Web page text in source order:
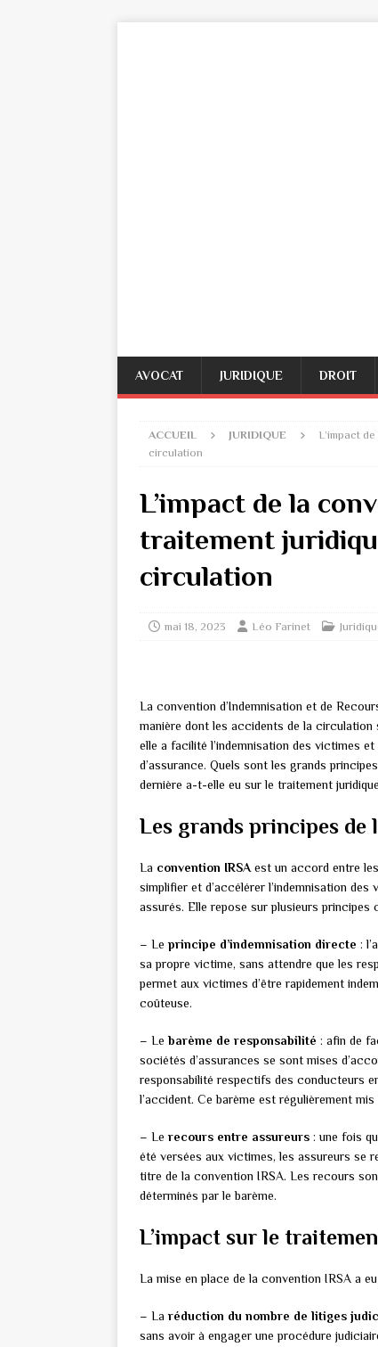
AVOCAT JURIDIQUE DROIT
ACCUEIL JURIDIQUE
L’impact
circulation
L’impact de la
traitement
circulation
mai 18, 2023 Léo Farinet
La convention d’Indemnisation et de
manière dont les accidents de la circulation
elle a facilité l’indemnisation des victimes
d’assurance. Quels sont les grands
dernière a-t-elle eu sur le traitement
Les grands principes de
La convention IRSA est un accord entre
simplifier et d’accélérer l’indemnisation
assurés. Elle repose sur plusieurs principes
– Le principe d’indemnisation directe :
sa propre victime, sans attendre que les
permet aux victimes d’être rapidement
coûteuse.
– Lebarème de responsabilité : afin de
sociétés d’assurances se sont mises
responsabilité respectifs des conducteurs
l’accident. Ce barème est régulièrement
– Le recours entre assureurs : une fois
été versées aux victimes, les assureurs se
titre de la convention IRSA. Les recours
déterminés par le barème.
L’impact sur le
La mise en place de la convention IRSA a
– La réduction du nombre de litiges
sans avoir à engager une procédure